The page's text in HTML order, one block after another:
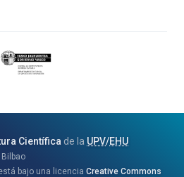
Eusko
Jaurlaritza
eta
Berrikuntza
Científica de la UPV/EHU
bajo una licencia Creative Commons